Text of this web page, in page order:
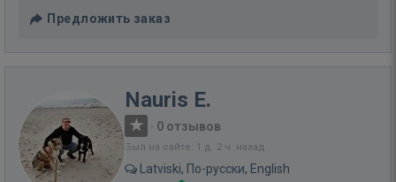
Предложить заказ
Nauris E.
· 0 отзывов
Был на сайте: 1 д. 2 ч. назад
Latviski, По-русски, English